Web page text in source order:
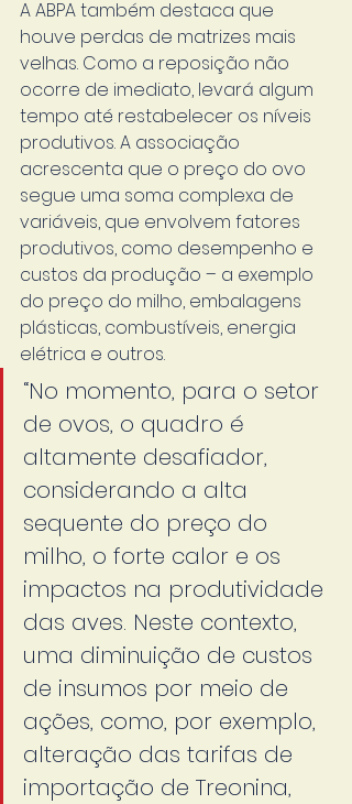
A ABPA também destaca que
houve perdas de matrizes mais
velhas. Como a reposição não
ocorre de imediato, levará algum
tempo até restabelecer os níveis
produtivos. A associação
acrescenta que o preço do ovo
segue uma soma complexa de
variáveis, que envolvem fatores
produtivos, como desempenho e
custos da produção – a exemplo
do preço do milho, embalagens
plásticas, combustíveis, energia
elétrica e outros.
“No momento, para o setor
de ovos, o quadro é
altamente desafiador,
considerando a alta
sequente do preço do
milho, o forte calor e os
impactos na produtividade
das aves. Neste contexto,
uma diminuição de custos
de insumos por meio de
ações, como, por exemplo,
alteração das tarifas de
importação de Treonina,